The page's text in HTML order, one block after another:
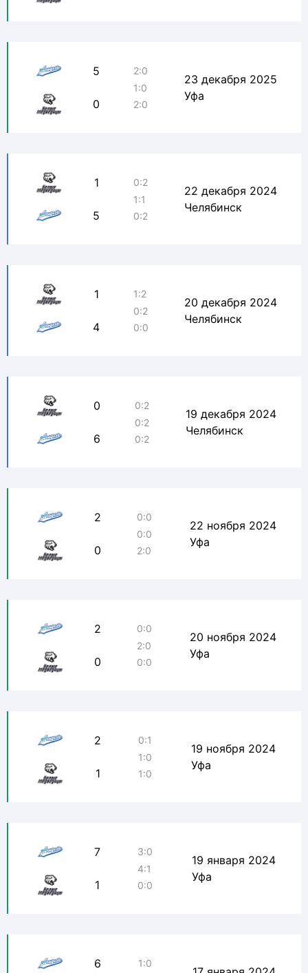
5
0
2:0
1:0
2:0
23 декабря 2025
Уфа
1
5
0:2
1:1
0:2
22 декабря 2024
Челябинск
1
4
1:2
0:2
0:0
20 декабря 2024
Челябинск
0
6
0:2
0:2
0:2
19 декабря 2024
Челябинск
2
0
0:0
0:0
2:0
22 ноября 2024
Уфа
2
0
0:0
2:0
0:0
20 ноября 2024
Уфа
2
1
0:1
1:0
1:0
19 ноября 2024
Уфа
7
1
3:0
4:1
0:0
19 января 2024
Уфа
6
1:0